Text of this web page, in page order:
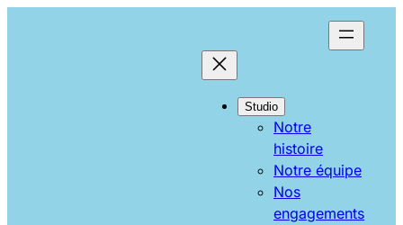
Studio
Notre
histoire
Notre équipe
Nos
engagements